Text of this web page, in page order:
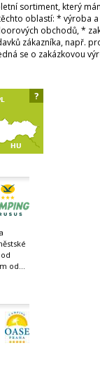
sortiment, který
oblastí: * výroba
obchodů, *
zákazníka, např.
se o zakázkovou
od...
?